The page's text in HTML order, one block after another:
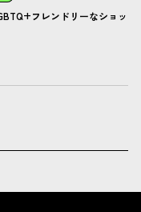
フレンドリーなショッ